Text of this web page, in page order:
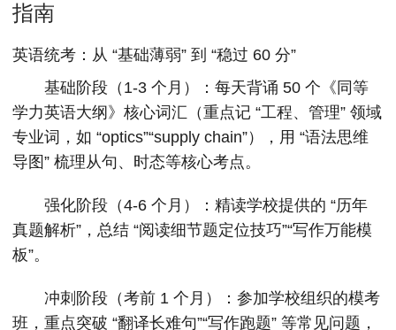
指南
英语统考：从 “基础薄弱” 到 “稳过 60 分”
基础阶段（1-3 个月）：每天背诵 50 个《同等
学力英语大纲》核心词汇（重点记 “工程、管理” 领域
专业词，如 “optics”“supply chain”），用 “语法思维
导图” 梳理从句、时态等核心考点。
强化阶段（4-6 个月）：精读学校提供的 “历年
真题解析”，总结 “阅读细节题定位技巧”“写作万能模
板”。
冲刺阶段（考前 1 个月）：参加学校组织的模考
班，重点突破 “翻译长难句”“写作跑题” 等常见问题，